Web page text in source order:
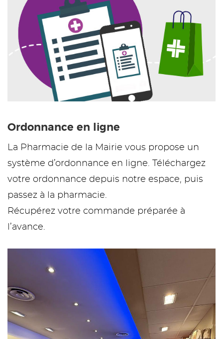
Ordonnance en ligne
La Pharmacie de la Mairie vous propose un
système d’ordonnance en ligne. Téléchargez
votre ordonnance depuis notre espace, puis
passez à la pharmacie.
Récupérez votre commande préparée à
l’avance.